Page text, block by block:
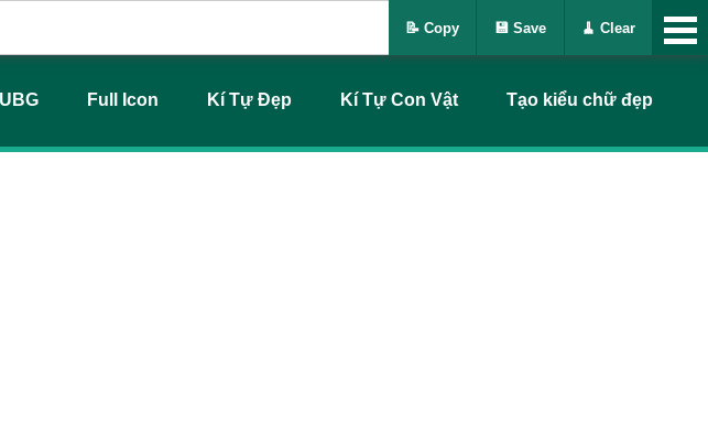
Full Icon Kí Tự Đẹp Kí Tự Con Vật Tạo kiểu chữ đẹp
📝 Copy 💾 Save 🧹 Clear